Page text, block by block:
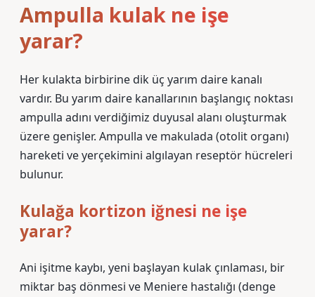
Ampulla kulak ne işe
yarar?
Her kulakta birbirine dik üç yarım daire kanalı
vardır. Bu yarım daire kanallarının başlangıç ​​noktası
ampulla adını verdiğimiz duyusal alanı oluşturmak
üzere genişler. Ampulla ve makulada (otolit organı)
hareketi ve yerçekimini algılayan reseptör hücreleri
bulunur.
Kulağa kortizon iğnesi ne işe
yarar?
Ani işitme kaybı, yeni başlayan kulak çınlaması, bir
miktar baş dönmesi ve Meniere hastalığı (denge